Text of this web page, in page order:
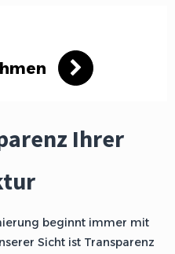
Ihrer
beginnt immer mit
Sicht ist Transparenz